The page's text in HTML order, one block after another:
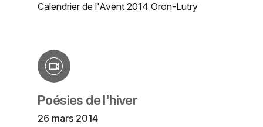
Calendrier de l'Avent 2014 Oron-Lutry
Poésies de l'hiver
26 mars 2014